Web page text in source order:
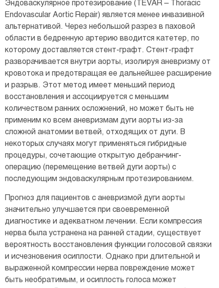
Эндоваскулярное протезирование (TEVAR – Thoracic
Endovascular Aortic Repair) является менее инвазивной
альтернативой. Через небольшой разрез в паховой
области в бедренную артерию вводится катетер, по
которому доставляется стент-графт. Стент-графт
разворачивается внутри аорты, изолируя аневризму от
кровотока и предотвращая ее дальнейшее расширение
и разрыв. Этот метод имеет меньший период
восстановления и ассоциируется с меньшим
количеством ранних осложнений, но может быть не
применим ко всем аневризмам дуги аорты из-за
сложной анатомии ветвей, отходящих от дуги. В
некоторых случаях могут применяться гибридные
процедуры, сочетающие открытую дебранчинг-
операцию (перемещение ветвей дуги аорты) с
последующим эндоваскулярным протезированием.
Прогноз для пациентов с аневризмой дуги аорты
значительно улучшается при своевременной
диагностике и адекватном лечении. Если компрессия
нерва была устранена на ранней стадии, существует
вероятность восстановления функции голосовой связки
и исчезновения осиплости. Однако при длительной и
выраженной компрессии нерва повреждение может
быть необратимым, и осиплость голоса может